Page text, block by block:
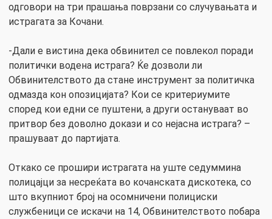
одговори на три прашања поврзани со случувањата и
истрагата за Кочани.
-Дали е вистина дека обвинител се повлекол поради
политички водена истрага? Ќе дозволи ли
Обвинителството да стане инструмент за политичка
одмазда кон опозицијата? Кои се критериумите
според кои едни се пуштени, а други остануваат во
притвор без доволно докази и со нејасна истрага? –
прашуваат до партијата.
Откако се прошири истрагата на уште седуммина
полицајци за несреќата во кочанската дискотека, со
што вкупниот број на осомничени полициски
службеници се искачи на 14, Обвинителството побара